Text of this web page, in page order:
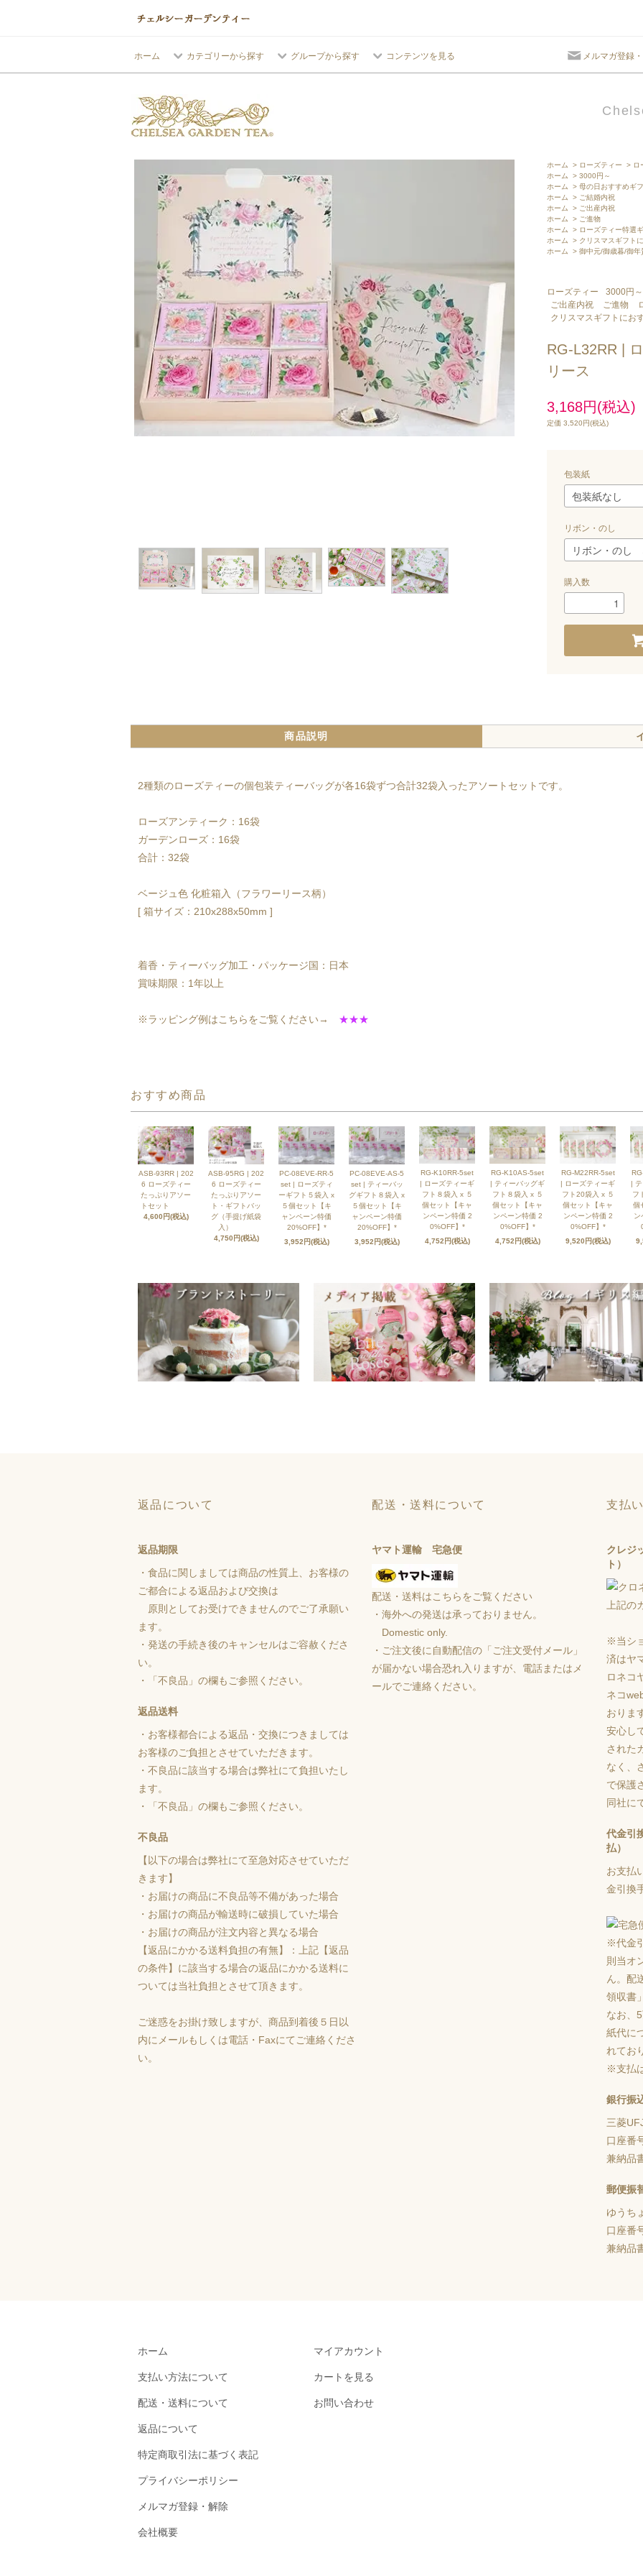
ホーム カテゴリーから探す グループから探す コンテンツを見る メルマガ登録
ホーム > ローズティー > ロ
ホーム
> 3000円～
ホーム
> 母の日おすすめギ
ホーム
> ご結婚内祝
ホーム
> ご出産内祝
ホーム
> ご進物
ホーム
> ローズティー特選
ホーム
> クリスマスギフト
ホーム
> 御中元/御歳暮/御年
ローズティー
3000円～
ご出産内祝
ご進物
クリスマスギフトにお
RG-L32RR |
リース
3,168円(税込)
定価 3,520円(税込)
包装紙
リボン・のし
購入数
商品説明
2種類のローズティーの個包装ティーバッグが各16袋ずつ合計32袋入ったアソートセットです。
ローズアンティーク：16袋
ガーデンローズ：16袋
合計：32袋
ベージュ色 化粧箱入（フラワーリース柄）
[ 箱サイズ：210x288x50mm ]
着香・ティーバッグ加工・パッケージ国：日本
賞味期限：1年以上
※ラッピング例はこちらをご覧ください→ ★★★
おすすめ商品
ASB-93RR | 202
6 ローズティー
たっぷりアソー
トセット
4,600円(税込)
ASB-95RG | 202
6 ローズティー
たっぷりアソー
ト・ギフトバッ
グ（手提げ紙袋
入）
4,750円(税込)
PC-08EVE-RR-5
set | ローズティ
ーギフト５袋入 x
５個セット【キ
ャンペーン特価
20%OFF】*
3,952円(税込)
PC-08EVE-AS-5
set | ティーバッ
グギフト８袋入 x
５個セット【キ
ャンペーン特価
20%OFF】*
3,952円(税込)
RG-K10RR-5set
| ローズティーギ
フト８袋入 x ５
個セット【キャ
ンペーン特価 2
0%OFF】*
4,752円(税込)
RG-K10AS-5set
| ティーバッグギ
フト８袋入 x ５
個セット【キャ
ンペーン特価 2
0%OFF】*
4,752円(税込)
RG-M22RR-5set
| ローズティーギ
フト20袋入 x ５
個セット【キャ
ンペーン特価 2
0%OFF】*
9,520円(税込)
|
フ
個
ン
返品について
返品期限
・食品に関しましては商品の性質上、お客様の
ご都合による返品および交換は
原則としてお受けできませんのでご了承願い
ます。
・発送の手続き後のキャンセルはご容赦くださ
い。
・「不良品」の欄もご参照ください。
返品送料
・お客様都合による返品・交換につきましては
お客様のご負担とさせていただきます。
・不良品に該当する場合は弊社にて負担いたし
ます。
・「不良品」の欄もご参照ください。
不良品
【以下の場合は弊社にて至急対応させていただ
きます】
・お届けの商品に不良品等不備があった場合
・お届けの商品が輸送時に破損していた場合
・お届けの商品が注文内容と異なる場合
【返品にかかる送料負担の有無】：上記【返品
の条件】に該当する場合の返品にかかる送料に
ついては当社負担とさせて頂きます。
ご迷惑をお掛け致しますが、商品到着後５日以
内にメールもしくは電話・Faxにてご連絡くださ
い。
配送・送料について
ヤマト運輸 宅急便
配送・送料はこちらをご覧ください
・海外への発送は承っておりません。
Domestic only.
・ご注文後に自動配信の「ご注文受付メール」
が届かない場合恐れ入りますが、電話またはメ
ールでご連絡ください。
支払
クレジ
ト）
上記の
※当シ
済はヤ
ロネコ
ネコ
おりま
安心し
された
なく、
で保護
同社に
代金引
払）
お支払
金引換
※代金
則当オ
ん。配
領収書
なお、
紙代に
れてお
※支払
銀行振
三菱
口座番
兼納品
郵便振
ゆうち
口座番
兼納品
ホーム
支払い方法について
配送・送料について
返品について
特定商取引法に基づく表記
プライバシーポリシー
メルマガ登録・解除
会社概要
マイアカウント
カートを見る
お問い合わせ